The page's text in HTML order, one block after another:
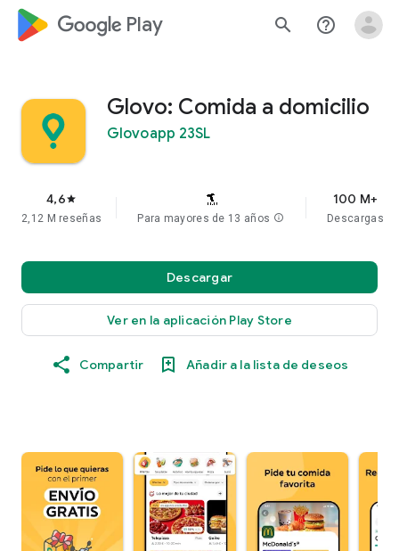
google_logo Play search help_outline
Glovo: Comida a domicilio
Glovoapp 23SL
4,6star
2,12 M reseñas Para mayores de 13 años info
100 M+
Descargas
Descargar
Ver en la aplicación Play Store
Compartir Añadir a la lista de deseos